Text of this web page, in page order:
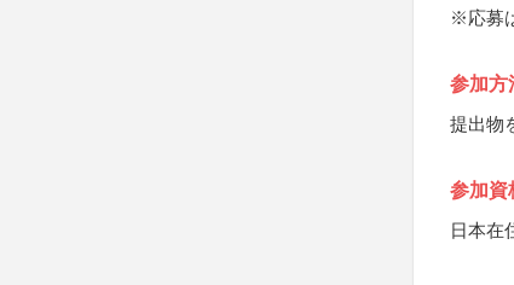
※応募
参加方
提出物
参加資
日本在